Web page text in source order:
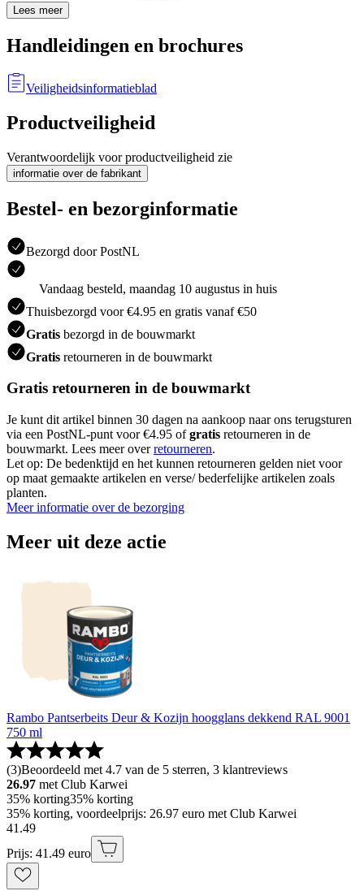
Lees meer
Handleidingen en brochures
Veiligheidsinformatieblad
Productveiligheid
Verantwoordelijk voor productveiligheid zie
informatie over de fabrikant
Bestel- en bezorginformatie
Bezorgd door PostNL
Vandaag besteld, maandag 10 augustus in huis
Thuisbezorgd voor €4.95 en gratis vanaf €50
Gratis bezorgd in de bouwmarkt
Gratis retourneren in de bouwmarkt
Gratis retourneren in de bouwmarkt
Je kunt dit artikel binnen 30 dagen na aankoop naar ons terugsturen
via een PostNL-punt voor €4.95 ofgratis retourneren in de
bouwmarkt. Lees meer overretourneren.
Let op: De bedenktijd en het kunnen retourneren gelden niet voor
op maat gemaakte artikelen en verse/ bederfelijke artikelen zoals
planten.
Meer informatie over de bezorging
Meer uit deze actie
Rambo Pantserbeits Deur & Kozijn hoogglans dekkend RAL 9001
750 ml
(3)Beoordeeld met 4.7 van de 5 sterren, 3 klantreviews
26.97 met Club Karwei
35% korting35% korting
35% korting, voordeelprijs: 26.97 euro met Club Karwei
41 .49
Prijs: 41.49 euro